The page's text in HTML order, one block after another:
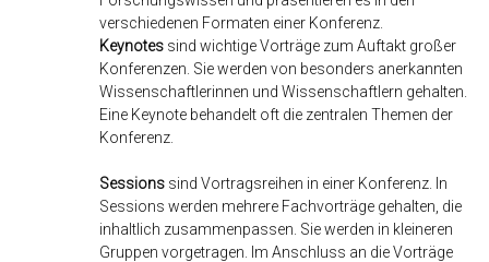
verschiedenen Formaten einer Konferenz.
Keynotes sind wichtige Vorträge zum Auftakt großer
Konferenzen. Sie werden von besonders anerkannten
Wissenschaftlerinnen und Wissenschaftlern gehalten.
Eine Keynote behandelt oft die zentralen Themen der
Konferenz.
Sessions sind Vortragsreihen in einer Konferenz. In
Sessions werden mehrere Fachvorträge gehalten, die
inhaltlich zusammenpassen. Sie werden in kleineren
Gruppen vorgetragen. Im Anschluss an die Vorträge